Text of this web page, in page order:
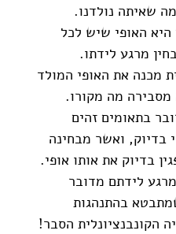
שאיתה נולדנו.
האופי שיש לכל
מרגע לידתו.
מכנה את האופי המולד
מה מקורו.
בתאומים זהים
בדיוק, ואשר מבחינה
בדיוק את אותו אופי.
לידתם מדובר
בהתנהגות
הקונבנציונלית הסבר!